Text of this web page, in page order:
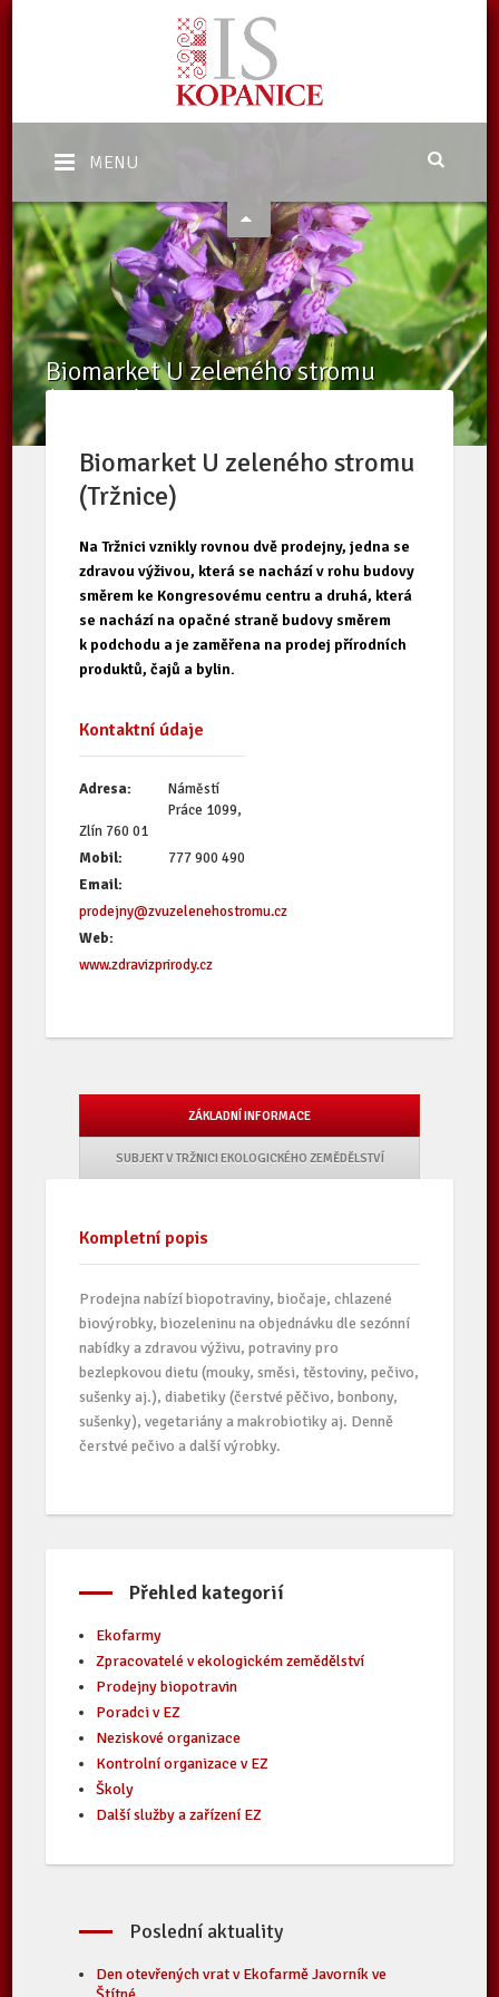
MENU
Biomarket U zeleného stromu
(Tržnice)
Biomarket U zeleného stromu
(Tržnice)
Na Tržnici vznikly rovnou dvě prodejny, jedna se
zdravou výživou, která se nachází v rohu budovy
směrem ke Kongresovému centru a druhá, která
se nachází na opačné straně budovy směrem
k podchodu a je zaměřena na prodej přírodních
produktů, čajů a bylin.
Kontaktní údaje
Adresa:
Náměstí
Práce 1099,
Zlín 760 01
Mobil:
777 900 490
Email:
prodejny@zvuzelenehostromu.cz
Web:
www.zdravizprirody.cz
ZÁKLADNÍ INFORMACE
SUBJEKT V TRŽNICI EKOLOGICKÉHO ZEMĚDĚLSTVÍ
Kompletní popis
Prodejna nabízí biopotraviny, biočaje, chlazené
biovýrobky, biozeleninu na objednávku dle sezónní
nabídky a zdravou výživu, potraviny pro
bezlepkovou dietu (mouky, směsi, těstoviny, pečivo,
sušenky aj.), diabetiky (čerstvé pěčivo, bonbony,
sušenky), vegetariány a makrobiotiky aj. Denně
čerstvé pečivo a další výrobky.
Přehled kategorií
Ekofarmy
Zpracovatelé v ekologickém zemědělství
Prodejny biopotravin
Poradci v EZ
Neziskové organizace
Kontrolní organizace v EZ
Školy
Další služby a zařízení EZ
Poslední aktuality
Den otevřených vrat v Ekofarmě Javorník ve